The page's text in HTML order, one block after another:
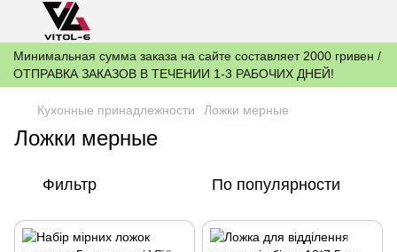
Минимальная сумма заказа на сайте составляет 2000 гривен /
ОТПРАВКА ЗАКАЗОВ В ТЕЧЕНИИ 1-3 РАБОЧИХ ДНЕЙ!
Кухонные принадлежности Ложки мерные
Ложки мерные
Фильтр По популярности